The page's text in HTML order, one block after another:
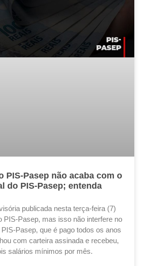
PIS-Pasep não acaba com o
do PIS-Pasep; entenda
publicada nesta terça-feira (7)
PIS-Pasep, mas isso não interfere no
Pasep, que é pago todos os anos
com carteira assinada e recebeu,
salários mínimos por mês.